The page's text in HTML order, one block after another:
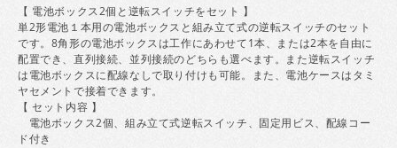
【 電池ボックス2個と逆転スイッチをセット 】
単2形電池１本用の電池ボックスと組み立て式の逆転スイッチのセット
です。8角形の電池ボックスは工作にあわせて1本、または2本を自由に
配置でき、直列接続、並列接続のどちらも選べます。また逆転スイッチ
は電池ボックスに配線なしで取り付けも可能。また、電池ケースはタミ
ヤセメントで接着できます。
【 セット内容 】
電池ボックス2個、組み立て式逆転スイッチ、固定用ビス、配線コー
ド付き